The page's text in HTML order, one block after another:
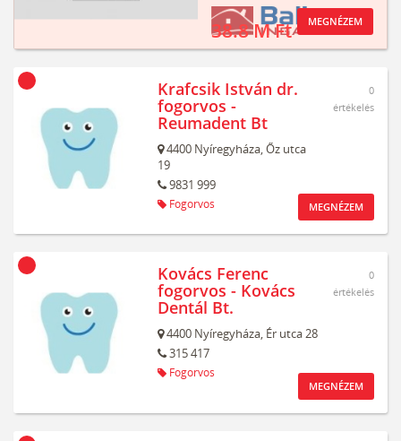
38.8 M Ft MEGNÉZEM
Krafcsik István dr.
fogorvos -
Reumadent Bt
4400 Nyíregyháza,Őz utca
19
9831 999
Fogorvos
0
értékelés
MEGNÉZEM
Kovács Ferenc
fogorvos - Kovács
Dentál Bt.
4400 Nyíregyháza, Ér utca 28
315 417
Fogorvos
0
értékelés
MEGNÉZEM